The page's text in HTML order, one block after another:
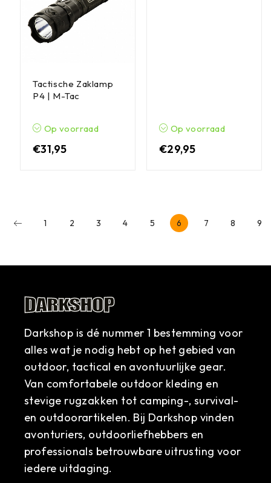
Tactische Zaklamp
P4 | M-Tac
Op voorraad
€31,95
Op voorraad
€29,95
1 2 3 4 5 6 7 8 9
Darkshop is dé nummer 1 bestemming voor
alles wat je nodig hebt op het gebied van
outdoor, tactical en avontuurlijke gear.
Van comfortabele outdoor kleding en
stevige rugzakken tot camping-, survival-
en outdoorartikelen. Bij Darkshop vinden
avonturiers, outdoorliefhebbers en
professionals betrouwbare uitrusting voor
iedere uitdaging.